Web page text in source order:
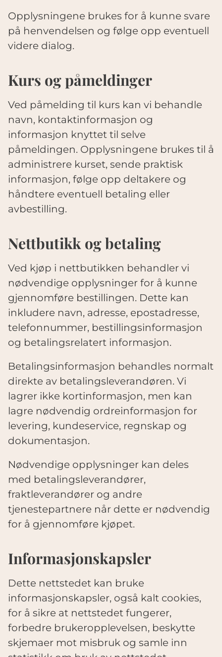
Opplysningene brukes for å kunne svare
på henvendelsen og følge opp eventuell
videre dialog.
Kurs og påmeldinger
Ved påmelding til kurs kan vi behandle
navn, kontaktinformasjon og
informasjon knyttet til selve
påmeldingen. Opplysningene brukes til å
administrere kurset, sende praktisk
informasjon, følge opp deltakere og
håndtere eventuell betaling eller
avbestilling.
Nettbutikk og betaling
Ved kjøp i nettbutikken behandler vi
nødvendige opplysninger for å kunne
gjennomføre bestillingen. Dette kan
inkludere navn, adresse, epostadresse,
telefonnummer, bestillingsinformasjon
og betalingsrelatert informasjon.
Betalingsinformasjon behandles normalt
direkte av betalingsleverandøren. Vi
lagrer ikke kortinformasjon, men kan
lagre nødvendig ordreinformasjon for
levering, kundeservice, regnskap og
dokumentasjon.
Nødvendige opplysninger kan deles
med betalingsleverandører,
fraktleverandører og andre
tjenestepartnere når dette er nødvendig
for å gjennomføre kjøpet.
Informasjonskapsler
Dette nettstedet kan bruke
informasjonskapsler, også kalt cookies,
for å sikre at nettstedet fungerer,
forbedre brukeropplevelsen, beskytte
skjemaer mot misbruk og samle inn